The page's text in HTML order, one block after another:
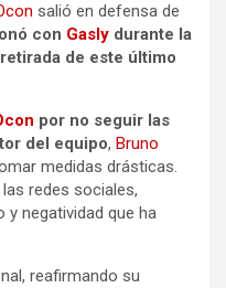
salió en defensa de
con Gasly durante la
de este último
por no seguir las
del equipo, Bruno
medidas drásticas.
redes sociales,
y negatividad que ha
reafirmando su